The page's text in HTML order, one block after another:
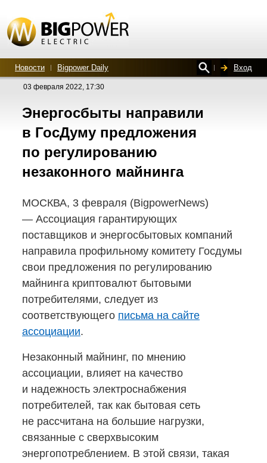
Новости Bigpower Daily Вход
03 февраля 2022, 17:30
Энергосбыты направили
в ГосДуму предложения
по регулированию
незаконного майнинга
МОСКВА, 3 февраля (BigpowerNews)
— Ассоциация гарантирующих
поставщиков и энергосбытовых компаний
направила профильному комитету Госдумы
свои предложения по регулированию
майнинга криптовалют бытовыми
потребителями, следует из
соответствующего письма на сайте
ассоциации.
Незаконный майнинг, по мнению
ассоциации, влияет на качество
и надежность электроснабжения
потребителей, так как бытовая сеть
не рассчитана на большие нагрузки,
связанные с сверхвысоким
энергопотреблением. В этой связи, такая